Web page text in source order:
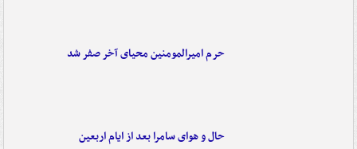
حرم امیرالمومنین محیای آخر صفر شد
حال و هوای سامرا بعد از ایام اربعین